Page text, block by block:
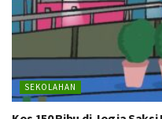
SEKOLAHAN